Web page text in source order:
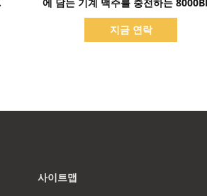
수제 맥주
지금 연락
사이트맵